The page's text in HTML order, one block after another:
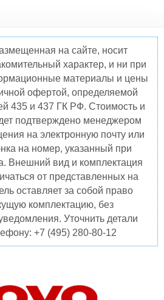
на сайте, носит
характер, и ни при
материалы и цены
офертой, определяемой
435 и 437 ГК РФ. Стоимость и
подтверждено менеджером
на электронную почту или
на номер, указанный при
Внешний вид и комплектация
от представленных на
оставляет за собой право
комплектацию, без
Уточнить детали
+7 (495) 280-80-12